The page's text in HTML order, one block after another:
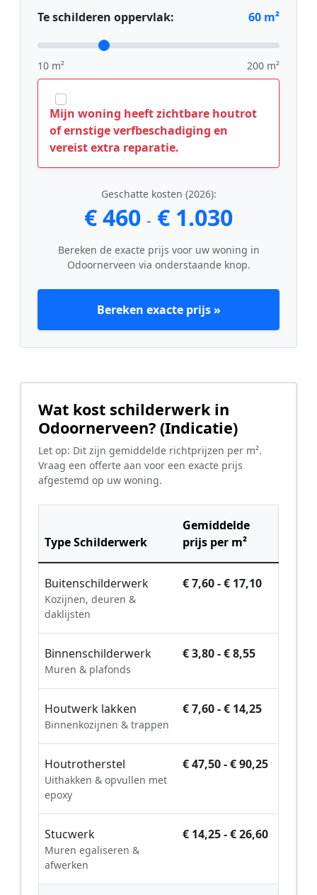
Te schilderen oppervlak: 60 m²
10 m² 200 m²
Mijn woning heeft zichtbare houtrot
of ernstige verfbeschadiging en
vereist extra reparatie.
Geschatte kosten (2026):
€ 460 - € 1.030
Bereken de exacte prijs voor uw woning in
Odoornerveen via onderstaande knop.
Bereken exacte prijs »
Wat kost schilderwerk in
Odoornerveen? (Indicatie)
Let op: Dit zijn gemiddelde richtprijzen per m².
Vraag een offerte aan voor een exacte prijs
afgestemd op uw woning.
Type Schilderwerk
Gemiddelde
prijs per m²
Buitenschilderwerk
Kozijnen, deuren &
daklijsten
€ 7,60 - € 17,10
Binnenschilderwerk
Muren & plafonds
€ 3,80 - € 8,55
Houtwerk lakken
Binnenkozijnen & trappen
€ 7,60 - € 14,25
Houtrotherstel
Uithakken & opvullen met
epoxy
€ 47,50 - € 90,25
Stucwerk
Muren egaliseren &
afwerken
€ 14,25 - € 26,60